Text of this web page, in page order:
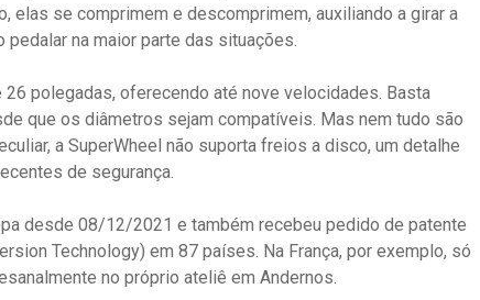
elas se comprimem e descomprimem, auxiliando a girar a
na maior parte das situações.
polegadas, oferecendo até nove velocidades. Basta
que os diâmetros sejam compatíveis. Mas nem tudo são
a SuperWheel não suporta freios a disco, um detalhe
de segurança.
desde 08/12/2021 e também recebeu pedido de patente
Technology) em 87 países. Na França, por exemplo, só
no próprio ateliê em Andernos.